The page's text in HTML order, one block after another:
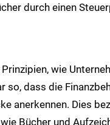
durch einen
wie
so, dass die
anerkennen. Dies
Bücher und